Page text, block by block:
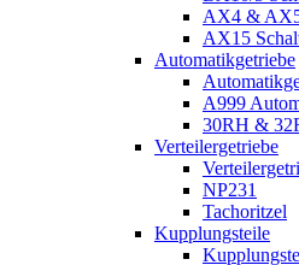
AX4 &
AX15
Automatikgetriebe
A999
30RH &
Verteilergetriebe
NP231
Tachoritzel
Kupplungsteile